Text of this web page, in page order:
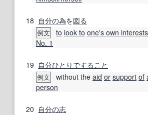
18 自分の為を図る
例文 to look to one's own interests
No. 1
19 自分ひとりですること
例文 without the aid or support of
person
20 自分の志